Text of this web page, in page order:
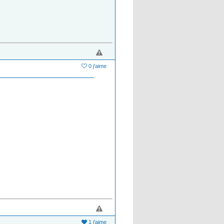
0 j'aime
1 j'aime